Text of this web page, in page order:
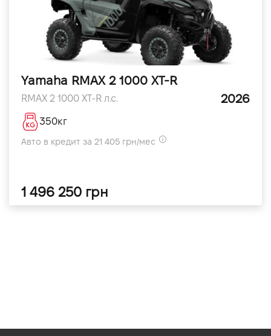
Yamaha RMAX 2 1000 XT-R
RMAX 2 1000 XT-R л.с. 2026
350кг
Авто в кредит за 21 405 грн/мес
1 496 250 грн